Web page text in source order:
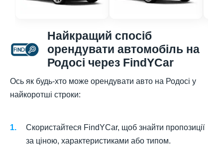
Найкращий спосіб
орендувати автомобіль на
Родосі через FindYCar
Ось як будь-хто може орендувати авто на Родосі у
найкоротші строки:
Скористайтеся FindYCar, щоб знайти пропозиції
за ціною, характеристиками або типом.